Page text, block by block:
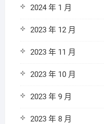
2024 年 1 月
2023 年 12 月
2023 年 11 月
2023 年 10 月
2023 年 9 月
2023 年 8 月